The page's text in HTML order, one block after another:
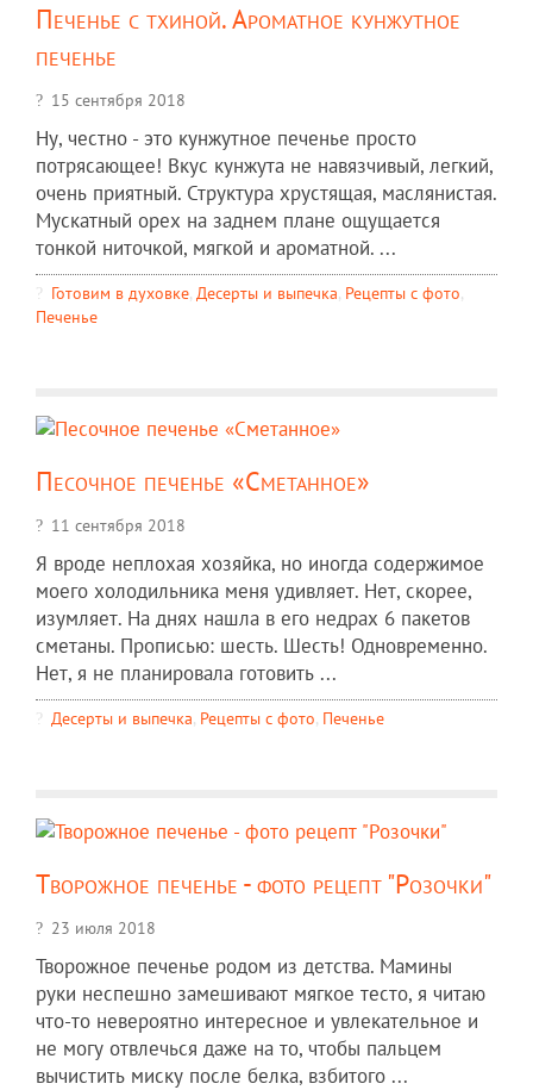
Печенье с тхиной. Ароматное кунжутное
печенье
15 сентября 2018
Ну, честно - это кунжутное печенье просто
потрясающее! Вкус кунжута не навязчивый, легкий,
очень приятный. Структура хрустящая, маслянистая.
Мускатный орех на заднем плане ощущается
тонкой ниточкой, мягкой и ароматной. ...
Готовим в духовке, Десерты и выпечка, Рецепты c фото,
Печенье
Песочное печенье «Сметанное»
11 сентября 2018
Я вроде неплохая хозяйка, но иногда содержимое
моего холодильника меня удивляет. Нет, скорее,
изумляет. На днях нашла в его недрах 6 пакетов
сметаны. Прописью: шесть. Шесть! Одновременно.
Нет, я не планировала готовить ...
Десерты и выпечка, Рецепты c фото, Печенье
Творожное печенье - фото рецепт "Розочки"
23 июля 2018
Творожное печенье родом из детства. Мамины
руки неспешно замешивают мягкое тесто, я читаю
что-то невероятно интересное и увлекательное и
не могу отвлечься даже на то, чтобы пальцем
вычистить миску после белка, взбитого ...